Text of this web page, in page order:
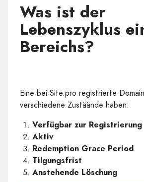
Was ist der
Lebenszyklus
Bereichs?
Eine bei Site.pro registrierte
verschiedene Zustäände haben:
Verfügbar zur Registrierung
Aktiv
Redemption Grace Period
Tilgungsfrist
Anstehende Löschung